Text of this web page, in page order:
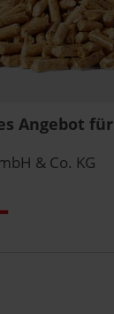
Angebot für
& Co. KG